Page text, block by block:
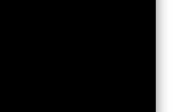
в Днепре
в Долине
в Дрогобыче
в Дублянах